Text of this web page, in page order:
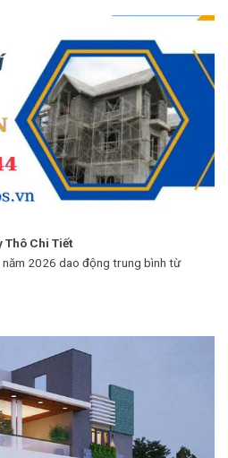
Thô Chi Tiết
năm 2026 dao động trung bình từ